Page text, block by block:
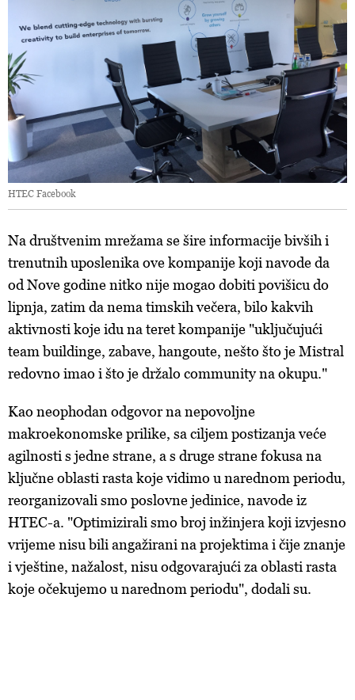
HTEC Facebook
Na društvenim mrežama se šire informacije bivših i
trenutnih uposlenika ove kompanije koji navode da
od Nove godine nitko nije mogao dobiti povišicu do
lipnja, zatim da nema timskih večera, bilo kakvih
aktivnosti koje idu na teret kompanije "uključujući
team buildinge, zabave, hangoute, nešto što je Mistral
redovno imao i što je držalo community na okupu."
Kao neophodan odgovor na nepovoljne
makroekonomske prilike, sa ciljem postizanja veće
agilnosti s jedne strane, a s druge strane fokusa na
ključne oblasti rasta koje vidimo u narednom periodu,
reorganizovali smo poslovne jedinice, navode iz
HTEC-a. "Optimizirali smo broj inžinjera koji izvjesno
vrijeme nisu bili angažirani na projektima i čije znanje
i vještine, nažalost, nisu odgovarajući za oblasti rasta
koje očekujemo u narednom periodu", dodali su.